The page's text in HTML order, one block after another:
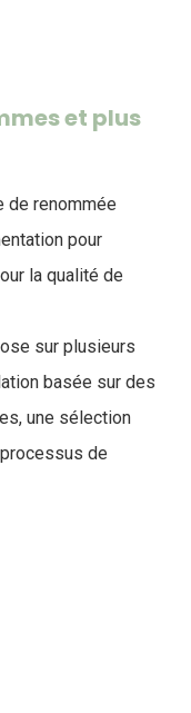
et plus
de renommée
pour
la qualité de
sur plusieurs
basée sur des
une sélection
de